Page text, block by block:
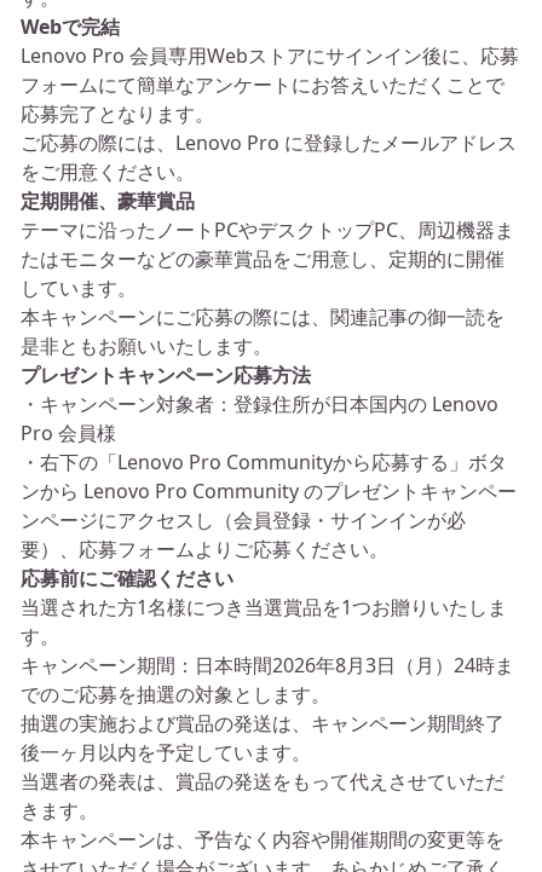
Webで完結
Lenovo Pro 会員専用Webストアにサインイン後に、応募
フォームにて簡単なアンケートにお答えいただくことで
応募完了となります。
ご応募の際には、Lenovo Pro に登録したメールアドレス
をご用意ください。
定期開催、豪華賞品
テーマに沿ったノートPCやデスクトップPC、周辺機器ま
たはモニターなどの豪華賞品をご用意し、定期的に開催
しています。
本キャンペーンにご応募の際には、関連記事の御一読を
是非ともお願いいたします。
プレゼントキャンペーン応募方法
・キャンペーン対象者：登録住所が日本国内の Lenovo
Pro 会員様
・右下の「Lenovo Pro Communityから応募する」ボタ
ンから Lenovo Pro Community のプレゼントキャンペー
ンページにアクセスし（会員登録・サインインが必
要）、応募フォームよりご応募ください。
応募前にご確認ください
当選された方1名様につき当選賞品を1つお贈りいたしま
す。
キャンペーン期間：日本時間2026年8月3日（月）24時ま
でのご応募を抽選の対象とします。
抽選の実施および賞品の発送は、キャンペーン期間終了
後一ヶ月以内を予定しています。
当選者の発表は、賞品の発送をもって代えさせていただ
きます。
本キャンペーンは、予告なく内容や開催期間の変更等を